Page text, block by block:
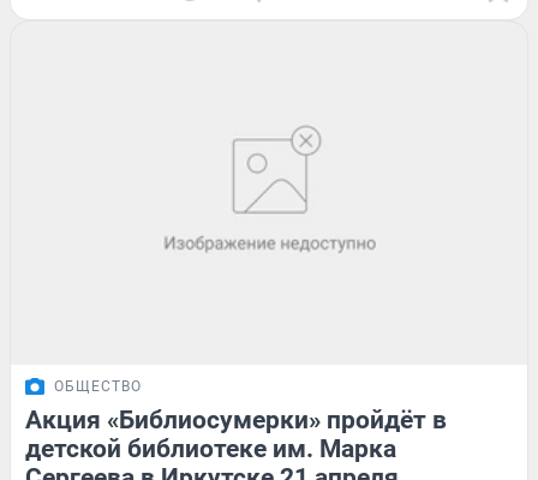
ОБЩЕСТВО
Акция «Библиосумерки» пройдёт в
детской библиотеке им. Марка